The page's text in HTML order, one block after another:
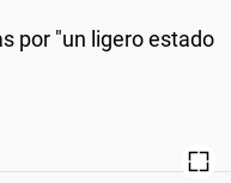
por "un ligero estado